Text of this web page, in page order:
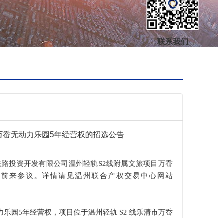
无动力乐园5年经营权的招选公告
投资开发有限公司温州轻轨S2线附属文旅项目万岙
来参议。详情请见温州联合产权交易中心 网站
乐园 5年经营权 ， 项目 位于温州轻轨 S2 线乐清市万岙
联系我们